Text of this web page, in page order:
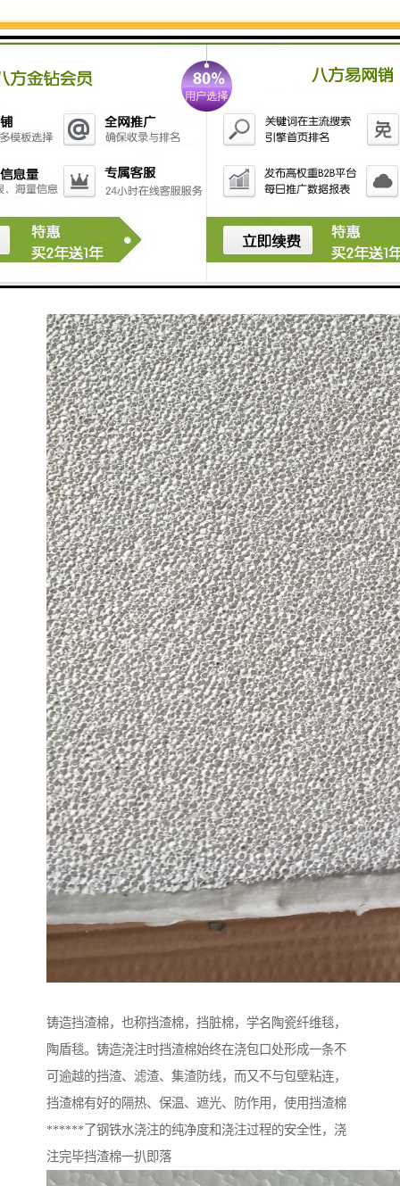
铸造挡渣棉，也称挡渣棉，挡脏棉，学名陶瓷纤维毯，
陶盾毯。铸造浇注时挡渣棉始终在浇包口处形成一条不
可逾越的挡渣、滤渣、集渣防线，而又不与包壁粘连，
挡渣棉有好的隔热、保温、遮光、防作用，使用挡渣棉
******了钢铁水浇注的纯净度和浇注过程的安全性，浇
注完毕挡渣棉一扒即落